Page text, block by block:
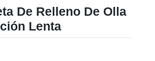
De Relleno De Olla
Lenta